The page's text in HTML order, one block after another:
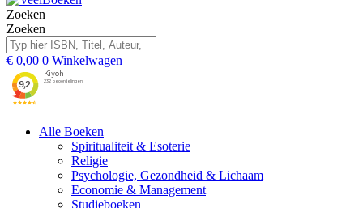
Zoeken
Zoeken
€ 0,00 0 Winkelwagen
Alle Boeken
Spiritualiteit & Esoterie
Religie
Psychologie, Gezondheid & Lichaam
Economie & Management
Studieboeken